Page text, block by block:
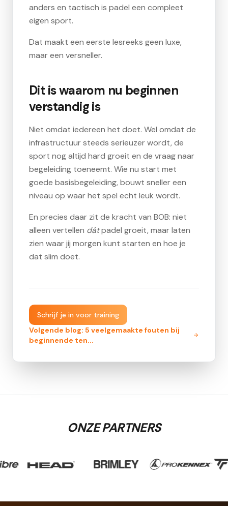
anders en tactisch is padel een compleet
eigen sport.
Dat maakt een eerste lesreeks geen luxe,
maar een versneller.
Dit is waarom nu beginnen
verstandig is
Niet omdat iedereen het doet. Wel omdat de
infrastructuur steeds serieuzer wordt, de
sport nog altijd hard groeit en de vraag naar
begeleiding toeneemt. Wie nu start met
goede basisbegeleiding, bouwt sneller een
niveau op waar het spel echt leuk wordt.
En precies daar zit de kracht van BOB: niet
alleen vertellen dátpadel groeit, maar laten
zien waar jij morgen kunt starten en hoe je
dat slim doet.
Schrijf je in voor training
Volgende blog: 5 veelgemaakte fouten bij
beginnende ten...
ONZE PARTNERS